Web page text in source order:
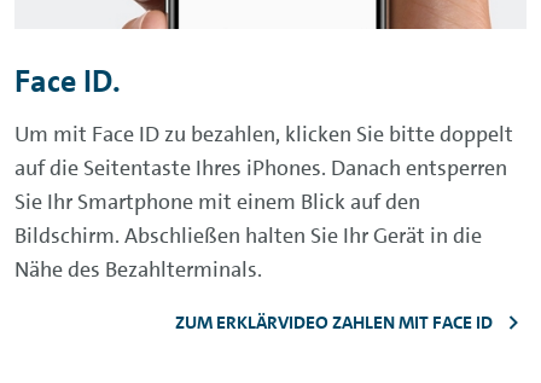
Face ID.
Um mit Face ID zu bezahlen, klicken Sie bitte doppelt
auf die Seitentaste Ihres iPhones. Danach entsperren
Sie Ihr Smartphone mit einem Blick auf den
Bildschirm. Abschließen halten Sie Ihr Gerät in die
Nähe des Bezahlterminals.
ZUM ERKLÄRVIDEO ZAHLEN MIT FACE ID